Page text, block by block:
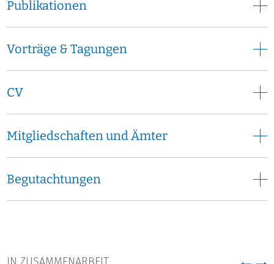
Publikationen
Vorträge & Tagungen
CV
Mitgliedschaften und Ämter
Begutachtungen